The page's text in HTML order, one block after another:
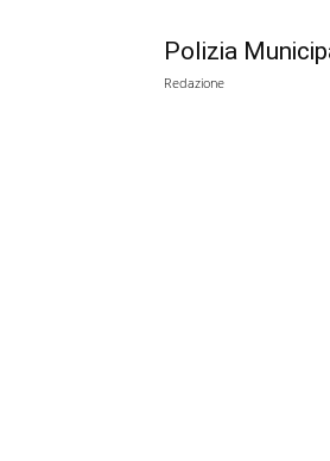
Polizia
Redazione